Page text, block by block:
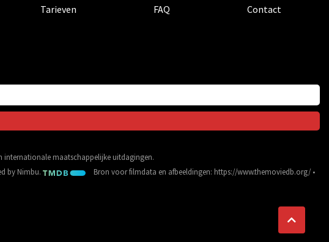
Tarieven FAQ Contact
internationale maatschappelijke uitdagingen.
by Nimbu. Bron voor filmdata en afbeeldingen: https://www.themoviedb.org/•